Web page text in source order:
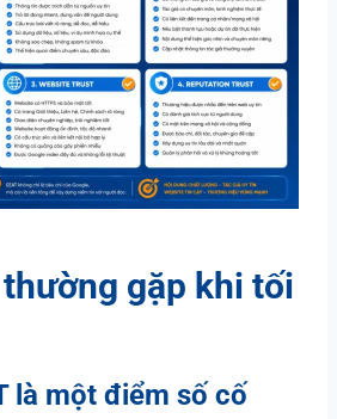
gặp khi tối
là một điểm số cố